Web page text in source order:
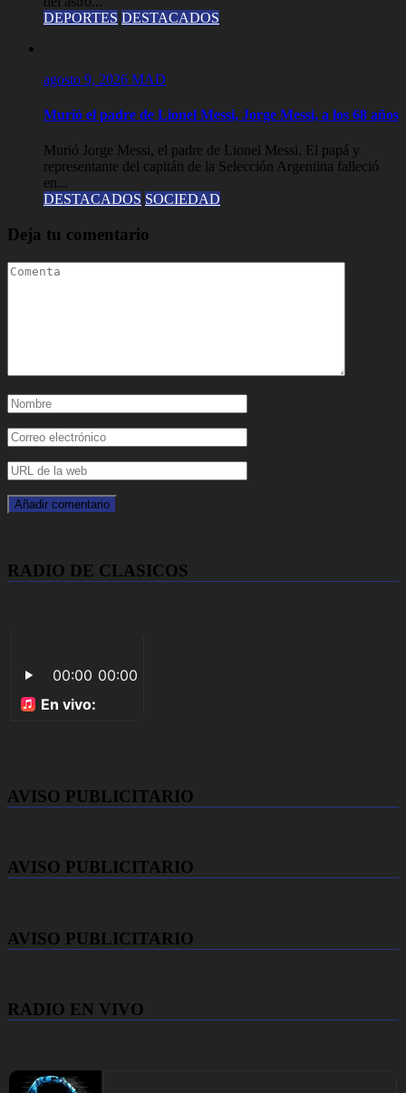
DEPORTES DESTACADOS
agosto 9, 2026 MAD
Murió el padre de Lionel Messi, Jorge Messi, a los 68 años
Murió Jorge Messi, el padre de Lionel Messi. El papá y
representante del capitán de la Selección Argentina falleció
en...
DESTACADOS SOCIEDAD
Deja tu comentario
RADIO DE CLASICOS
AVISO PUBLICITARIO
AVISO PUBLICITARIO
AVISO PUBLICITARIO
RADIO EN VIVO